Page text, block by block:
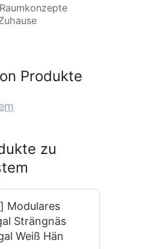
Produkte
zu
Modulares
Strängnäs
Weiß Hän